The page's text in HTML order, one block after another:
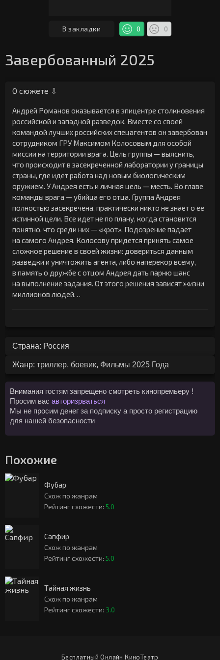
В закладки 0 0
Завербованный 2025
О сюжете ⇩
Андрей Романов оказывается в эпицентре столкновения
российской и западной разведок. Вместе со своей
командой лучших российских спецагентов он завербован
сотрудником ГРУ Максимом Колосовым для особой
миссии на территории врага. Цель группы — выяснить,
что происходит в засекреченной лаборатории у границы
страны, где идет работа над новым биологическим
оружием. У Андрея есть и личная цель — месть. Во главе
команды врага — убийца его отца. Группа Андрея
полностью засекречена, практически никто не знает о ее
истинной цели. Все идет не по плану, когда становится
понятно, что среди них — «крот». Подозрение падает
на самого Андрея. Колосову придется принять самое
сложное решение в своей жизни: довериться данным
разведки и уничтожить агента, либо наперекор всему,
в память о дружбе с отцом Андрея дать парню шанс
на выполнение задания. От этого решения зависят жизни
миллионов людей…
Страна: Россия
Жанр: триллер, боевик, Фильмы 2025 Года
Внимания гостям запрещено смотреть кинопремьеру !
Просим вас авторизрваться
Мы не просим денег за подписку а просто регистрацию
для нашей безопасности
Похожие
Фубар
Схож по жанрам
Рейтинг схожести: 5.0
Сапфир
Схож по жанрам
Рейтинг схожести: 5.0
Тайная жизнь
Схож по жанрам
Рейтинг схожести: 3.0
Бесплатный Онлайн КиноТеатр